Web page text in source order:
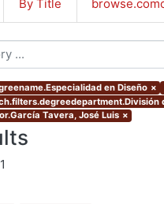
By Title
en Diseño ×
Tavera, José Luis ×